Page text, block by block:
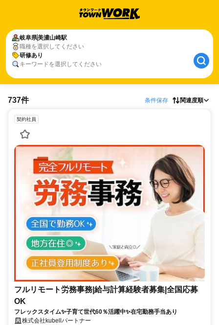
岐阜県美濃山崎駅
職種を選択してください
研修あり
キーワードを選択してください
737件 条件保存 関連度順
契約社員
フルリモート労務事務|給与計算経験者募集|全国応募
OK
フレックスタイム✨子育て世代60％活躍中✨在宅勤務手当あり
株式会社kubellパートナー